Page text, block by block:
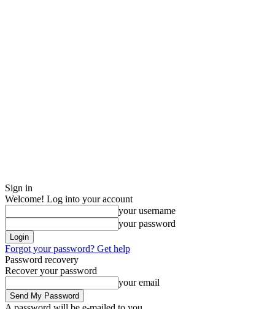
Sign in
Welcome! Log into your account
your username
your password
Forgot your password? Get help
Password recovery
Recover your password
your email